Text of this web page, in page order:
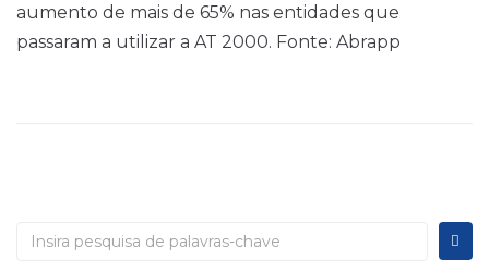
aumento de mais de 65% nas entidades que
passaram a utilizar a AT 2000. Fonte: Abrapp